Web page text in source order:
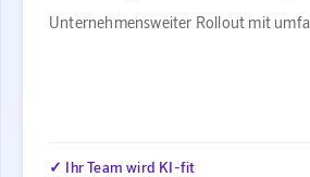
Unternehmensweiter Rollout mit
✓ Ihr Team wird KI-fit